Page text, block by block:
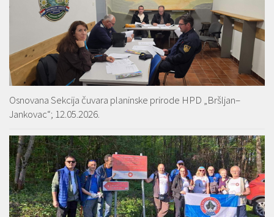
Osnovana Sekcija čuvara planinske prirode HPD „Bršljan–
Jankovac“; 12.05.2026.